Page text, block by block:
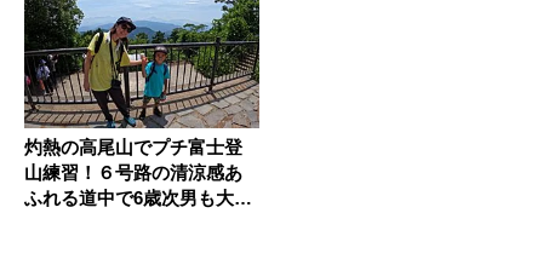
灼熱の高尾山でプチ富士登
山練習！６号路の清涼感あ
ふれる道中で6歳次男も大喜